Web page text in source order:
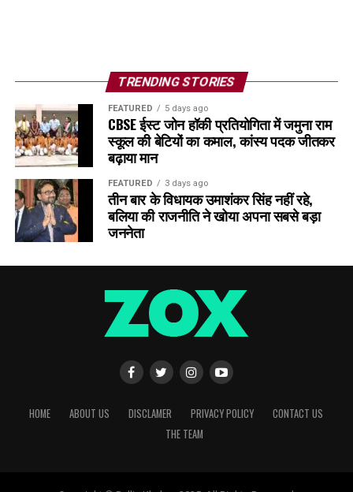
TRENDING STORIES
FEATURED 5 days ago
CBSE ईस्ट जोन हॉकी प्रतियोगिता में जमुना राम
स्कूल की बेटियों का कमाल, कांस्य पदक जीतकर
बढ़ाया मान
FEATURED 3 days ago
तीन बार के विधायक उमाशंकर सिंह नहीं रहे,
बलिया की राजनीति ने खोया अपना सबसे बड़ा
जननेता
HOME ABOUT US DISCLAMER PRIVACY POLICY
CONTACT US
THE TEAM